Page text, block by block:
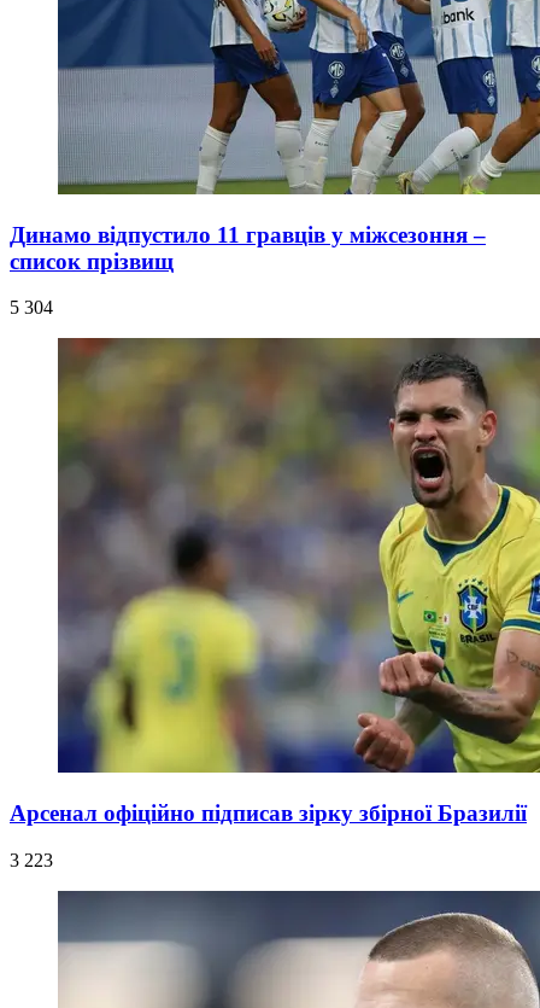
Динамо відпустило 11 гравців у міжсезоння –
список прізвищ
5 304
Арсенал офіційно підписав зірку збірної Бразилії
3 223